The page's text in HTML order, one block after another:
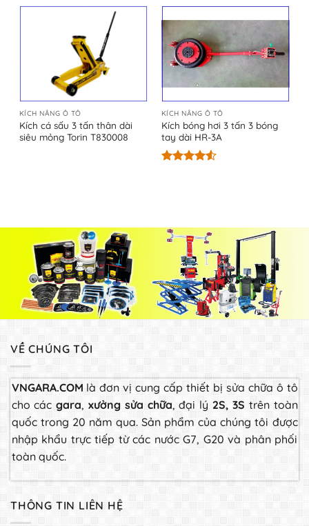
5 sao
5 sao
KÍCH NÂNG Ô TÔ
Kích cá sấu 3 tấn thân dài
siêu mỏng Torin T830008
KÍCH NÂNG Ô TÔ
Kích bóng hơi 3 tấn 3 bóng
tay dài HR-3A
VỀ CHÚNG TÔI
VNGARA.COM là đơn vị cung cấp thiết bị sửa chữa ô tô
cho cácgara, xưởng sửa chữa, đại lý 2S, 3S trên toàn
quốc trong 20 năm qua. Sản phẩm của chúng tôi được
nhập khẩu trực tiếp từ các nước G7, G20 và phân phối
toàn quốc.
THÔNG TIN LIÊN HỆ